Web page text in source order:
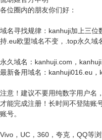
各位圈内的朋友你们好：
域名寻找规律：kanhuji加上三位
持.eu欧盟域名不变，.top永久域
永久域名：kanhuji.com，
最新备用域名：kanhuji016.eu，
注意！建议不要用纯数字用户名
才能完成注册！长时间不登陆账
账号。
Vivo，UC，360，夸克，QQ等